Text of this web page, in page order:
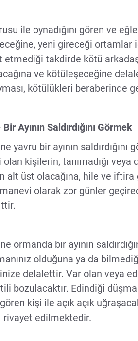
ile oynadığını gören ve
yeni gireceği
etmediği takdirde kötü
ve kötüleşeceğine
kötülükleri beraberinde
Ayının Saldırdığını Görmek
yavru bir ayının
kişilerin, tanımadığı veya
alt üst olacağına, hile ve
olarak zor günler
ormanda bir ayının
olduğuna ya da
delalettir. Var olan veya
bozulacaktır. Edindiği
kişi ile açık açık
edilmektedir.